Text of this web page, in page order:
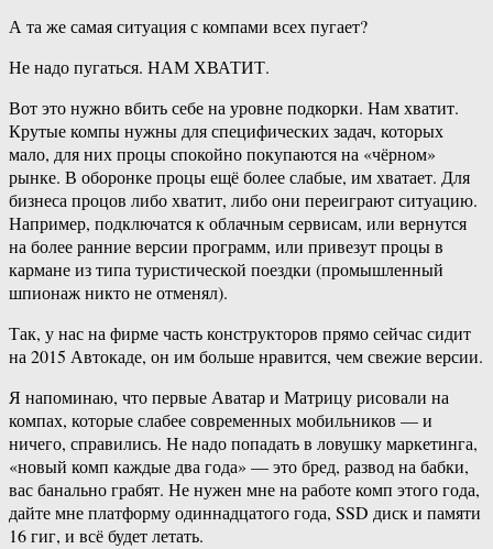
А та же самая ситуация с компами всех пугает?
Не надо пугаться. НАМ ХВАТИТ.
Вот это нужно вбить себе на уровне подкорки. Нам хватит.
Крутые компы нужны для специфических задач, которых
мало, для них процы спокойно покупаются на «чёрном»
рынке. В оборонке процы ещё более слабые, им хватает. Для
бизнеса процов либо хватит, либо они переиграют ситуацию.
Например, подключатся к облачным сервисам, или вернутся
на более ранние версии программ, или привезут процы в
кармане из типа туристической поездки (промышленный
шпионаж никто не отменял).
Так, у нас на фирме часть конструкторов прямо сейчас сидит
на 2015 Автокаде, он им больше нравится, чем свежие версии.
Я напоминаю, что первые Аватар и Матрицу рисовали на
компах, которые слабее современных мобильников — и
ничего, справились. Не надо попадать в ловушку маркетинга,
«новый комп каждые два года» — это бред, развод на бабки,
вас банально грабят. Не нужен мне на работе комп этого года,
дайте мне платформу одиннадцатого года, SSD диск и памяти
16 гиг, и всё будет летать.